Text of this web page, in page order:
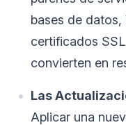
bases de
certificados
convierten en
Las
Aplicar una